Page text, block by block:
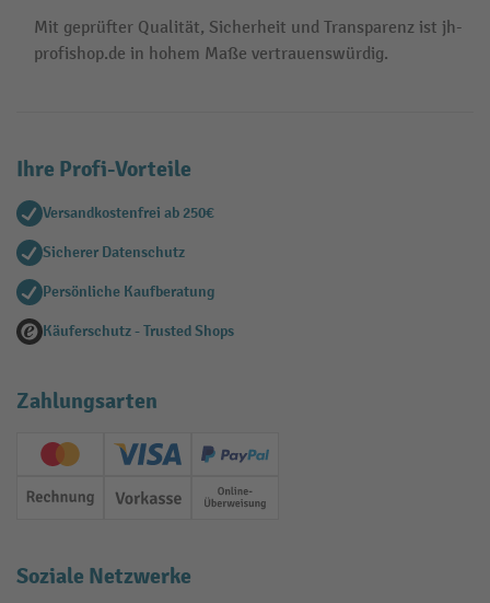
Mit geprüfter Qualität, Sicherheit und Transparenz ist jh-
profishop.de in hohem Maße vertrauenswürdig.
Ihre Profi-Vorteile
Versandkostenfrei ab 250€
Sicherer Datenschutz
Persönliche Kaufberatung
Käuferschutz - Trusted Shops
Zahlungsarten
Creditcard (Master)Creditcard (Visa)
PayPal
Rechnung Vorkasse Online-Überweisung
Soziale Netzwerke